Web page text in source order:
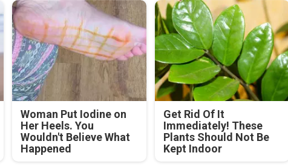
Woman Put Iodine on
Her Heels. You
Wouldn't Believe What
Happened
Get Rid Of It
Immediately! These
Plants Should Not Be
Kept Indoor